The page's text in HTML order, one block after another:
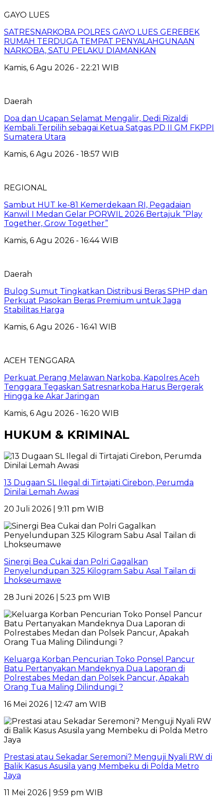
GAYO LUES
SATRESNARKOBA POLRES GAYO LUES GEREBEK
RUMAH TERDUGA TEMPAT PENYALAHGUNAAN
NARKOBA, SATU PELAKU DIAMANKAN
Kamis, 6 Agu 2026 - 22:21 WIB
Daerah
Doa dan Ucapan Selamat Mengalir, Dedi Rizaldi
Kembali Terpilih sebagai Ketua Satgas PD II GM FKPPI
Sumatera Utara
Kamis, 6 Agu 2026 - 18:57 WIB
REGIONAL
Sambut HUT ke-81 Kemerdekaan RI, Pegadaian
Kanwil I Medan Gelar PORWIL 2026 Bertajuk “Play
Together, Grow Together”
Kamis, 6 Agu 2026 - 16:44 WIB
Daerah
Bulog Sumut Tingkatkan Distribusi Beras SPHP dan
Perkuat Pasokan Beras Premium untuk Jaga
Stabilitas Harga
Kamis, 6 Agu 2026 - 16:41 WIB
ACEH TENGGARA
Perkuat Perang Melawan Narkoba, Kapolres Aceh
Tenggara Tegaskan Satresnarkoba Harus Bergerak
Hingga ke Akar Jaringan
Kamis, 6 Agu 2026 - 16:20 WIB
HUKUM & KRIMINAL
13 Dugaan SL Ilegal di Tirtajati Cirebon, Perumda
Dinilai Lemah Awasi
20 Juli 2026 | 9:11 pm WIB
Sinergi Bea Cukai dan Polri Gagalkan
Penyelundupan 325 Kilogram Sabu Asal Tailan di
Lhokseumawe
28 Juni 2026 | 5:23 pm WIB
Keluarga Korban Pencurian Toko Ponsel Pancur
Batu Pertanyakan Mandeknya Dua Laporan di
Polrestabes Medan dan Polsek Pancur, Apakah
Orang Tua Maling Dilindungi ?
16 Mei 2026 | 12:47 am WIB
Prestasi atau Sekadar Seremoni? Menguji Nyali RW di
Balik Kasus Asusila yang Membeku di Polda Metro
Jaya
11 Mei 2026 | 9:59 pm WIB